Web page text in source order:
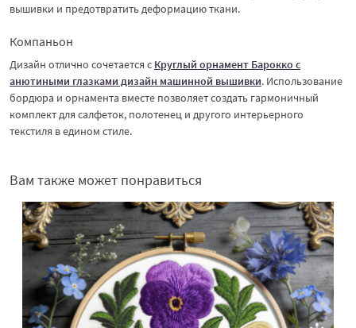
вышивки и предотвратить деформацию ткани.
Компаньон
Дизайн отлично сочетается с Круглый орнамент Барокко с
анютиными глазками дизайн машинной вышивки. Использование
бордюра и орнамента вместе позволяет создать гармоничный
комплект для салфеток, полотенец и другого интерьерного
текстиля в едином стиле.
Вам также может понравиться